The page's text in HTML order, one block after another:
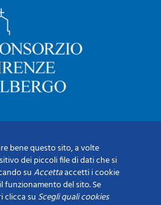
bene questo sito, a volte
dei piccoli file di dati che si
suAccettaaccetti i cookie
funzionamento del sito. Se
clicca su Scegli quali cookies